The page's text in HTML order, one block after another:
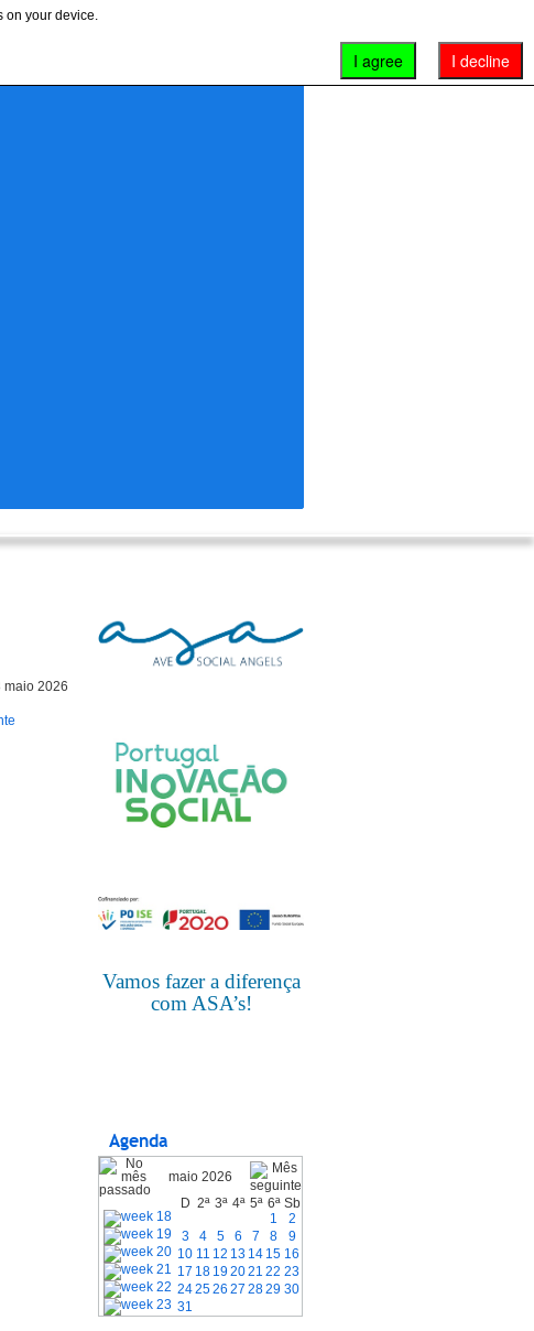
maio 2026
Vamos fazer a diferença
com ASA’s!
Agenda
maio 2026
D 2ª 3ª 4ª 5ª 6ª Sb
1
2
3
4 5 6 7 8
9
10 11 12 13 14 15 16
17 18 192021 22 23
242526 27 2829 30
31
on your device.
I decline
I agree